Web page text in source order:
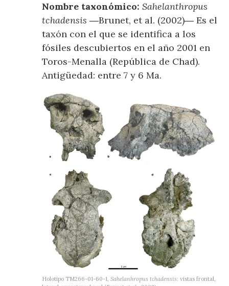
Nombre taxonómico: Sahelanthropus
tchadensis ―Brunet, et al. (2002)― Es el
taxón con el que se identifica a los
fósiles descubiertos en el año 2001 en
Toros-Menalla (República de Chad).
Antigüedad: entre 7 y 6 Ma.
Holotipo TM266-01-60-1,Sahelanhropus tchadensis: vistas frontal,